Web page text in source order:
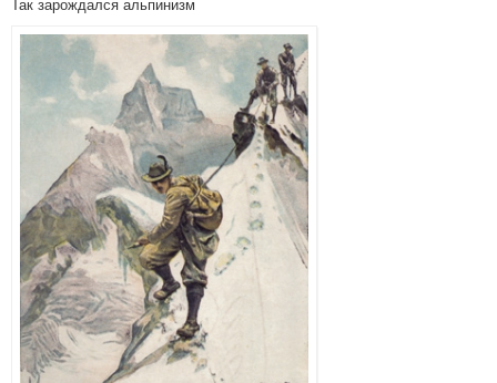
Так зарождался альпинизм